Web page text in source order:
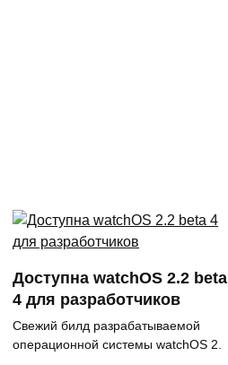
Доступна watchOS 2.2 beta
4 для разработчиков
Свежий билд разрабатываемой
операционной системы watchOS 2.